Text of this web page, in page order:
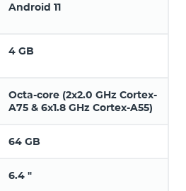
Android 11
4 GB
Octa-core (2x2.0 GHz Cortex-
A75 & 6x1.8 GHz Cortex-A55)
64 GB
6.4 "